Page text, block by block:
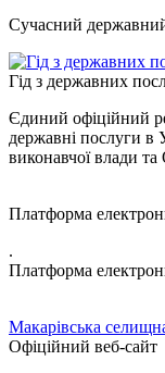
Сучасний
Гід з державних
Єдиний офіційний
державні послуги в
виконавчої влади
Платформа
.
Платформа
Макарівська
Офіційний веб-сайт